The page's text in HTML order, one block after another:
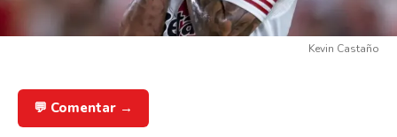
Kevin Castaño
💬 Comentar →